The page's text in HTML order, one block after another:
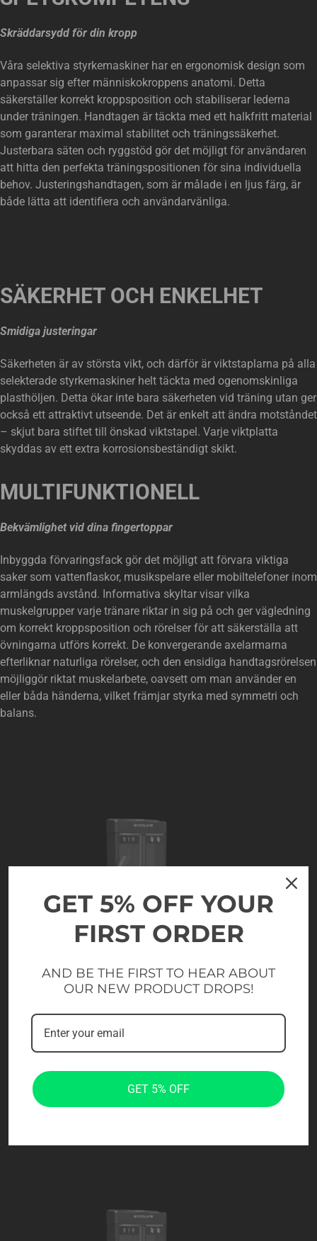
Skräddarsydd för din kropp
Våra selektiva styrkemaskiner har en ergonomisk design som
anpassar sig efter människokroppens anatomi. Detta
säkerställer korrekt kroppsposition och stabiliserar lederna
under träningen. Handtagen är täckta med ett halkfritt material
som garanterar maximal stabilitet och träningssäkerhet.
Justerbara säten och ryggstöd gör det möjligt för användaren
att hitta den perfekta träningspositionen för sina individuella
behov. Justeringshandtagen, som är målade i en ljus färg, är
både lätta att identifiera och användarvänliga.
SÄKERHET OCH ENKELHET
Smidiga justeringar
Säkerheten är av största vikt, och därför är viktstaplarna på alla
selekterade styrkemaskiner helt täckta med ogenomskinliga
plasthöljen. Detta ökar inte bara säkerheten vid träning utan ger
också ett attraktivt utseende. Det är enkelt att ändra motståndet
– skjut bara stiftet till önskad viktstapel. Varje viktplatta
skyddas av ett extra korrosionsbeständigt skikt.
MULTIFUNKTIONELL
Bekvämlighet vid dina fingertoppar
Inbyggda förvaringsfack gör det möjligt att förvara viktiga
saker som vattenflaskor, musikspelare eller mobiltelefoner inom
armlängds avstånd. Informativa skyltar visar vilka
muskelgrupper varje tränare riktar in sig på och ger vägledning
om korrekt kroppsposition och rörelser för att säkerställa att
övningarna utförs korrekt. De konvergerande axelarmarna
efterliknar naturliga rörelser, och den ensidiga handtagsrörelsen
möjliggör riktat muskelarbete, oavsett om man använder en
eller båda händerna, vilket främjar styrka med symmetri och
balans.
GET 5% OFF YOUR
FIRST ORDER
AND BE THE FIRST TO HEAR ABOUT
OUR NEW PRODUCT DROPS!
GET 5% OFF